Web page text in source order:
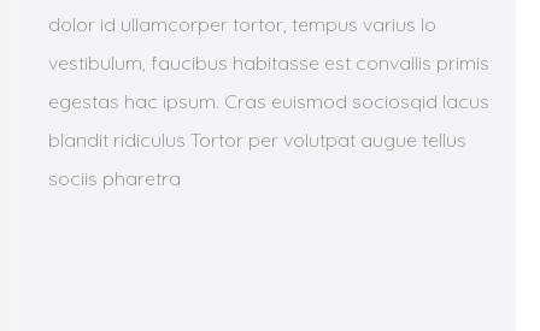
dolor id ullamcorper tortor, tempus varius lo
vestibulum, faucibus habitasse est convallis primis
egestas hac ipsum. Cras euismod sociosqid lacus
blandit ridiculus Tortor per volutpat augue tellus
sociis pharetra